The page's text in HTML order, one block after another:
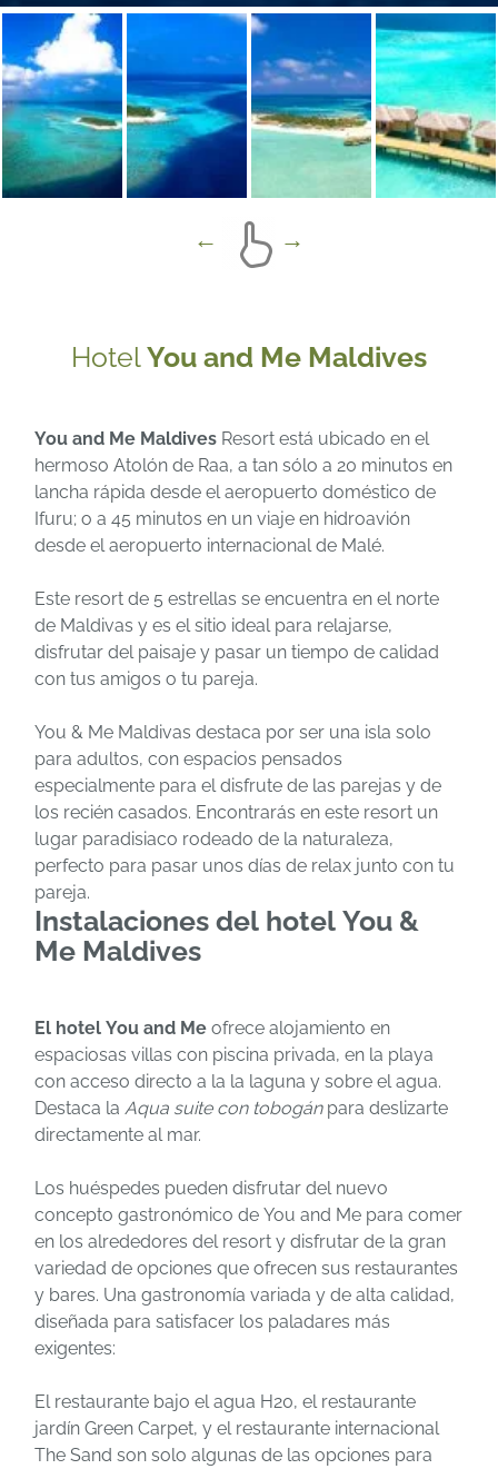
HotelYou and Me Maldives
You and Me Maldives Resort está ubicado en el
hermoso Atolón de Raa, a tan sólo a 20 minutos en
lancha rápida desde el aeropuerto doméstico de
Ifuru; o a 45 minutos en un viaje en hidroavión
desde el aeropuerto internacional de Malé.
Este resort de 5 estrellas se encuentra en el norte
de Maldivas y es el sitio ideal para relajarse,
disfrutar del paisaje y pasar un tiempo de calidad
con tus amigos o tu pareja.
You & Me Maldivas destaca por ser una isla solo
para adultos, con espacios pensados
especialmente para el disfrute de las parejas y de
los recién casados. Encontrarás en este resort un
lugar paradisiaco rodeado de la naturaleza,
perfecto para pasar unos días de relax junto con tu
pareja.
Instalaciones del hotel You &
Me Maldives
El hotel You and Me ofrece alojamiento en
espaciosas villas con piscina privada, en la playa
con acceso directo a la la laguna y sobre el agua.
Destaca la Aqua suite con tobogánpara deslizarte
directamente al mar.
Los huéspedes pueden disfrutar del nuevo
concepto gastronómico de You and Me para comer
en los alrededores del resort y disfrutar de la gran
variedad de opciones que ofrecen sus restaurantes
y bares. Una gastronomía variada y de alta calidad,
diseñada para satisfacer los paladares más
exigentes:
El restaurante bajo el agua H20, el restaurante
jardín Green Carpet, y el restaurante internacional
The Sand son solo algunas de las opciones para